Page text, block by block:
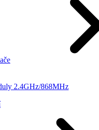
2.4GHz/868MHz